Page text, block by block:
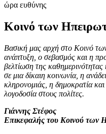
ώρα ευθύνης
Κοινό των
Βασική μας αρχή στο Κοινό
ανάπτυξη, ο σεβασμός και η
βελτίωση της
σε μια δίκαιη κοινωνία, η
κληρονομιάς, η δημοκρατία και
λογοδοσία στους πολίτες.
Γιάννης Στέφος
Επικεφαλής του Κοινού των